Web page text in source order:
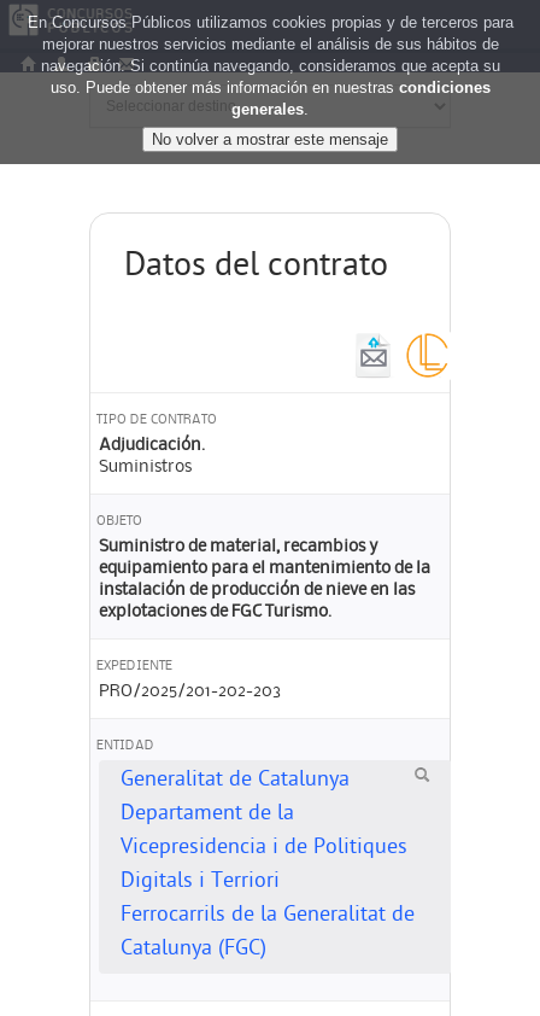
Datos del contrato
TIPO DE CONTRATO
Adjudicación.
Suministros
OBJETO
Suministro de material, recambios y
equipamiento para el mantenimiento de la
instalación de producción de nieve en las
explotaciones de FGC Turismo.
EXPEDIENTE
PRO/2025/201-202-203
ENTIDAD
Generalitat de Catalunya
Departament de la
Vicepresidencia i de Politiques
Digitals i Terriori
Ferrocarrils de la Generalitat de
Catalunya (FGC)
En Concursos Públicos utilizamos cookies propias y de terceros para
mejorar nuestros servicios mediante el análisis de sus hábitos de
navegación. Si continúa navegando, consideramos que acepta su
uso. Puede obtener más información en nuestras condiciones
generales.